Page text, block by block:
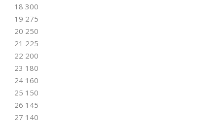
18 300
19 275
20 250
21 225
22 200
23 180
24 160
25 150
26 145
27 140